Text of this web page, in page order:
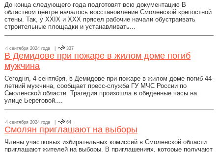
До конца следующего года подготовят всю документацию В
областном центре началось восстановление Смоленской крепостной
стены. Так, у XXIX и ХХХ прясел рабочие начали обустраивать
строительные площадки и устанавливать...
4 сентября 2024 года | 337
В Демидове при пожаре в жилом доме погиб
мужчина
Сегодня, 4 сентября, в Демидове при пожаре в жилом доме погиб 44-
летний мужчина, сообщает пресс-служба ГУ МЧС России по
Смоленской области. Трагедия произошла в обеденные часы на
улице Береговой....
4 сентября 2024 года | 64
Смолян приглашают на выборы
Члены участковых избирательных комиссий в Смоленской области
приглашают жителей на выборы. В приглашениях, которые получают